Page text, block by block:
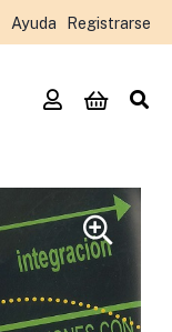
Ayuda Registrarse